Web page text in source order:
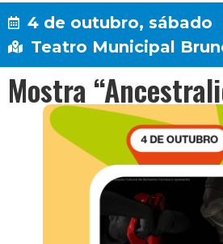
4 de outubro, sábado
Teatro Municipal
Mostra